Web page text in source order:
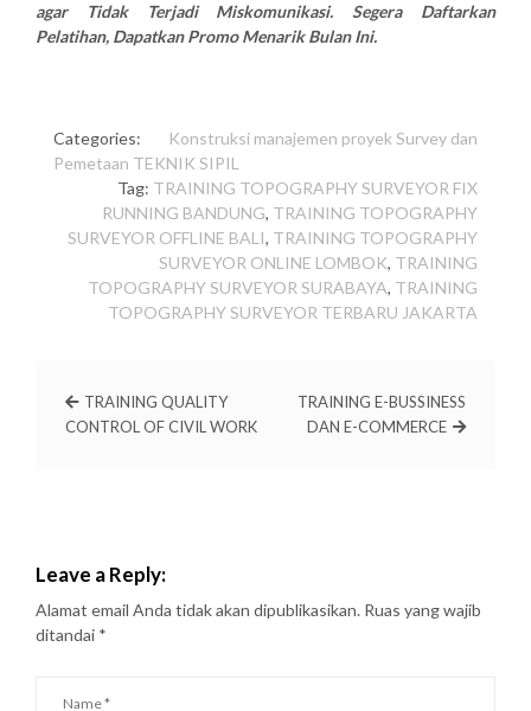
agar Tidak Terjadi Miskomunikasi. Segera Daftarkan
Pelatihan, Dapatkan Promo Menarik Bulan Ini.
Categories: Konstruksi manajemen proyek Survey dan
Pemetaan TEKNIK SIPIL
Tag: TRAINING TOPOGRAPHY SURVEYOR FIX
RUNNING BANDUNG, TRAINING TOPOGRAPHY
SURVEYOR OFFLINE BALI, TRAINING TOPOGRAPHY
SURVEYOR ONLINE LOMBOK, TRAINING
TOPOGRAPHY SURVEYOR SURABAYA, TRAINING
TOPOGRAPHY SURVEYOR TERBARU JAKARTA
TRAINING QUALITY
CONTROL OF CIVIL WORK
TRAINING E-BUSSINESS
DAN E-COMMERCE
Leave a Reply:
Alamat email Anda tidak akan dipublikasikan. Ruas yang wajib
ditandai *